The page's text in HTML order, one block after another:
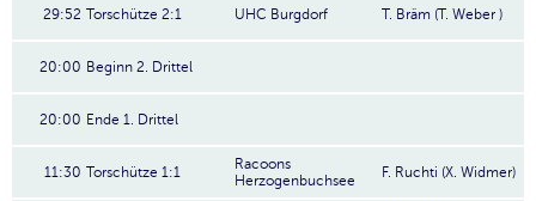
29:52 Torschütze 2:1 UHC Burgdorf T. Bräm (T. Weber )
20:00 Beginn 2. Drittel
20:00 Ende 1. Drittel
11:30 Torschütze 1:1
Racoons
Herzogenbuchsee
F. Ruchti (X. Widmer)